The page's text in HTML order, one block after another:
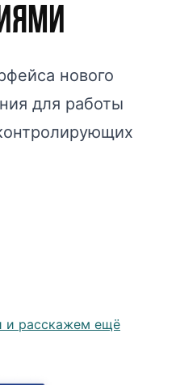
нового
для работы
и расскажем ещё